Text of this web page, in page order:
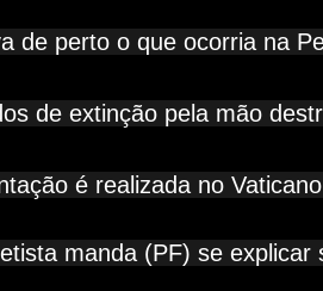
de perto o que ocorria na
de extinção pela mão
é realizada no
manda (PF) se explicar